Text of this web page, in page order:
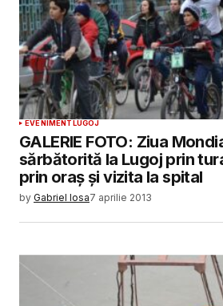
EVENIMENTLUGOJ
GALERIE FOTO: Ziua
sărbătorită la Lugoj prin
prin oraș și vizita la spital
by Gabriel Iosa7 aprilie 2013